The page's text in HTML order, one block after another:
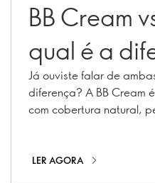
BB Cream
qual é a
é a ideal
Já ouviste falar de
diferença? A BB Cream
com cobertura natural,
elevada para
LER AGORA